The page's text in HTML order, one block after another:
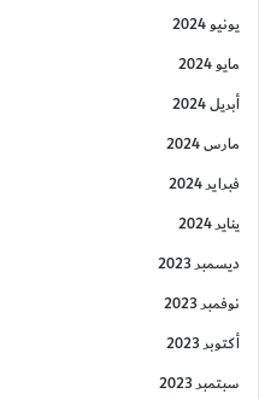
يونيو 2024
مايو 2024
أبريل 2024
مارس 2024
فبراير 2024
يناير 2024
ديسمبر 2023
نوفمبر 2023
أكتوبر 2023
سبتمبر 2023